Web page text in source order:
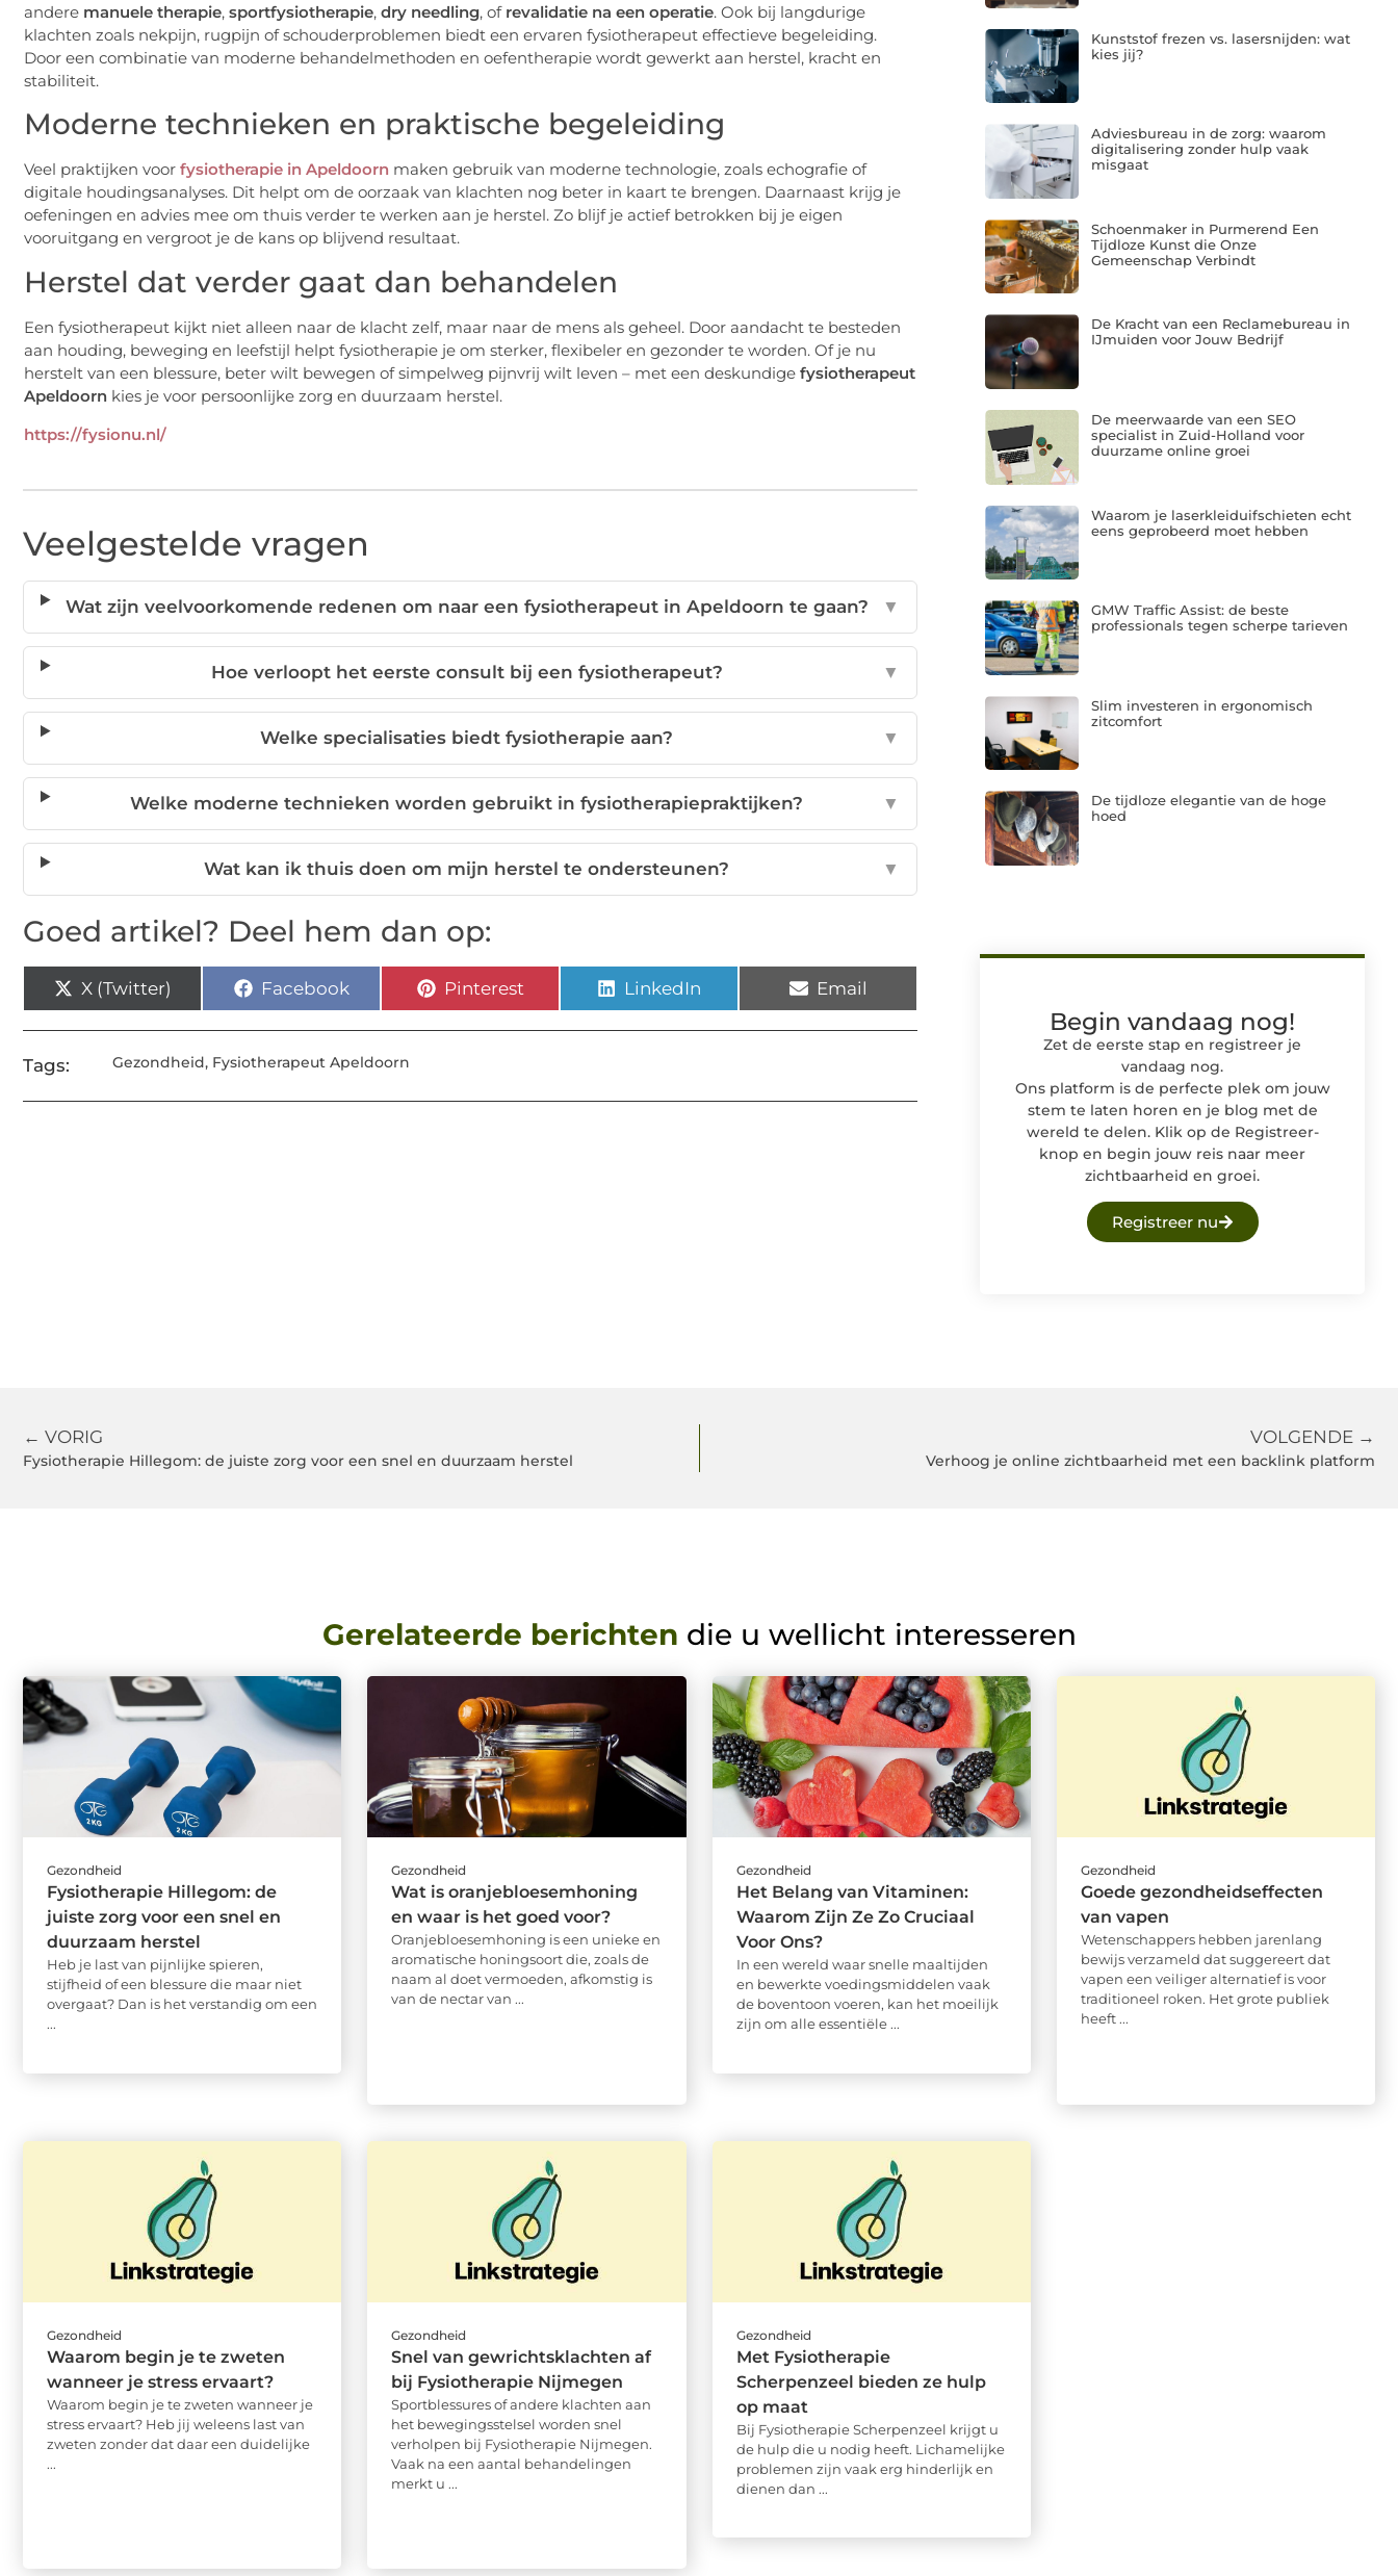
andere manuele therapie, sportfysiotherapie, dry needling, of revalidatie na een operatie. Ook bij langdurige
klachten zoals nekpijn, rugpijn of schouderproblemen biedt een ervaren fysiotherapeut effectieve begeleiding.
Door een combinatie van moderne behandelmethoden en oefentherapie wordt gewerkt aan herstel, kracht en
stabiliteit.
Moderne technieken en praktische begeleiding
Veel praktijken voor fysiotherapie in Apeldoorn maken gebruik van moderne technologie, zoals echografie of
digitale houdingsanalyses. Dit helpt om de oorzaak van klachten nog beter in kaart te brengen. Daarnaast krijg je
oefeningen en advies mee om thuis verder te werken aan je herstel. Zo blijf je actief betrokken bij je eigen
vooruitgang en vergroot je de kans op blijvend resultaat.
Herstel dat verder gaat dan behandelen
Een fysiotherapeut kijkt niet alleen naar de klacht zelf, maar naar de mens als geheel. Door aandacht te besteden
aan houding, beweging en leefstijl helpt fysiotherapie je om sterker, flexibeler en gezonder te worden. Of je nu
herstelt van een blessure, beter wilt bewegen of simpelweg pijnvrij wilt leven – met een deskundige fysiotherapeut
Apeldoorn kies je voor persoonlijke zorg en duurzaam herstel.
https://fysionu.nl/
Veelgestelde vragen
Wat zijn veelvoorkomende redenen om naar een fysiotherapeut in Apeldoorn te gaan? ▼
Hoe verloopt het eerste consult bij een fysiotherapeut? ▼
Welke specialisaties biedt fysiotherapie aan? ▼
Welke moderne technieken worden gebruikt in fysiotherapiepraktijken? ▼
Wat kan ik thuis doen om mijn herstel te ondersteunen? ▼
Goed artikel? Deel hem dan op:
X (Twitter) Facebook Pinterest LinkedIn Email
Tags: Gezondheid, Fysiotherapeut Apeldoorn
Kunststof frezen vs. lasersnijden: wat
kies jij?
Adviesbureau in de zorg: waarom
digitalisering zonder hulp vaak
misgaat
Schoenmaker in Purmerend Een
Tijdloze Kunst die Onze
Gemeenschap Verbindt
De Kracht van een Reclamebureau in
IJmuiden voor Jouw Bedrijf
De meerwaarde van een SEO
specialist in Zuid-Holland voor
duurzame online groei
Waarom je laserkleiduifschieten echt
eens geprobeerd moet hebben
GMW Traffic Assist: de beste
professionals tegen scherpe tarieven
Slim investeren in ergonomisch
zitcomfort
De tijdloze elegantie van de hoge
hoed
Begin vandaag nog!
Zet de eerste stap en registreer je
vandaag nog.
Ons platform is de perfecte plek om jouw
stem te laten horen en je blog met de
wereld te delen. Klik op de Registreer-
knop en begin jouw reis naar meer
zichtbaarheid en groei.
Registreer nu
← VORIG
Fysiotherapie Hillegom: de juiste zorg voor een snel en duurzaam herstel
VOLGENDE →
Verhoog je online zichtbaarheid met een backlink platform
Gerelateerde berichten die u wellicht interesseren
Gezondheid
Fysiotherapie Hillegom: de
juiste zorg voor een snel en
duurzaam herstel
Heb je last van pijnlijke spieren,
stijfheid of een blessure die maar niet
overgaat? Dan is het verstandig om een
...
Gezondheid
Wat is oranjebloesemhoning
en waar is het goed voor?
Oranjebloesemhoning is een unieke en
aromatische honingsoort die, zoals de
naam al doet vermoeden, afkomstig is
van de nectar van ...
Gezondheid
Het Belang van Vitaminen:
Waarom Zijn Ze Zo Cruciaal
Voor Ons?
In een wereld waar snelle maaltijden
en bewerkte voedingsmiddelen vaak
de boventoon voeren, kan het moeilijk
zijn om alle essentiële ...
Gezondheid
Goede gezondheidseffecten
van vapen
Wetenschappers hebben jarenlang
bewijs verzameld dat suggereert dat
vapen een veiliger alternatief is voor
traditioneel roken. Het grote publiek
heeft ...
Gezondheid
Waarom begin je te zweten
wanneer je stress ervaart?
Waarom begin je te zweten wanneer je
stress ervaart? Heb jij weleens last van
zweten zonder dat daar een duidelijke
...
Gezondheid
Snel van gewrichtsklachten af
bij Fysiotherapie Nijmegen
Sportblessures of andere klachten aan
het bewegingsstelsel worden snel
verholpen bij Fysiotherapie Nijmegen.
Vaak na een aantal behandelingen
merkt u ...
Gezondheid
Met Fysiotherapie
Scherpenzeel bieden ze hulp
op maat
Bij Fysiotherapie Scherpenzeel krijgt u
de hulp die u nodig heeft. Lichamelijke
problemen zijn vaak erg hinderlijk en
dienen dan ...